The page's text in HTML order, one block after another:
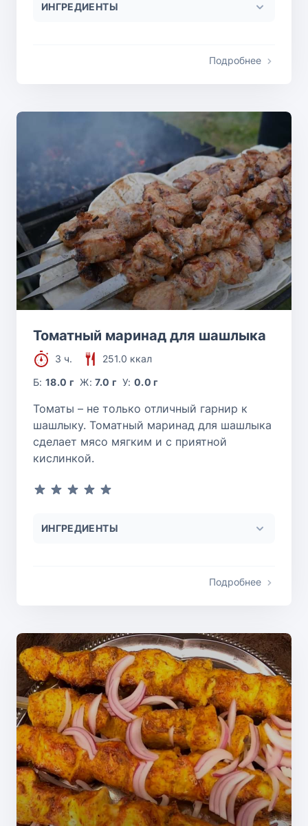
ИНГРЕДИЕНТЫ
Подробнее
Томатный маринад для шашлыка
3 ч.
251.0 ккал
Б:18.0 г Ж:7.0 г У:0.0 г
Томаты – не только отличный гарнир к
шашлыку. Томатный маринад для шашлыка
сделает мясо мягким и с приятной
кислинкой.
ИНГРЕДИЕНТЫ
Подробнее